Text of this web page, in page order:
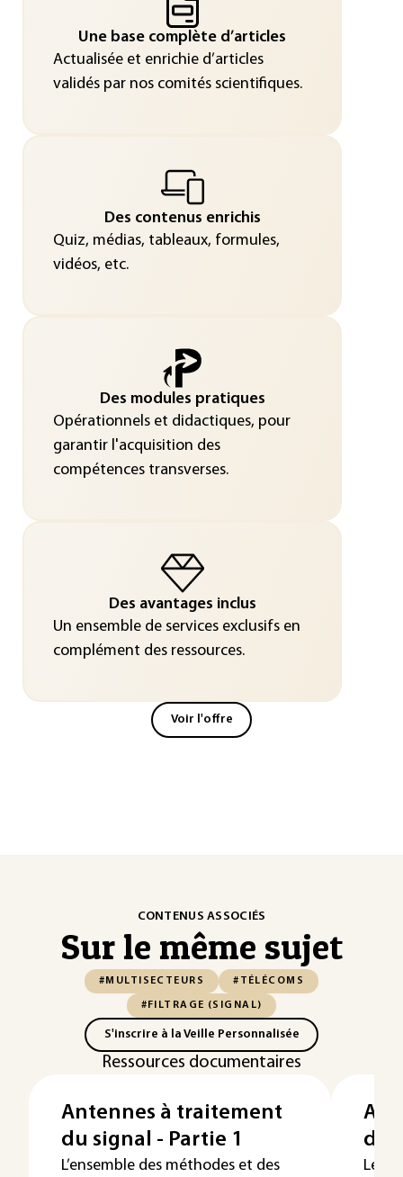
Une base complète d’articles
Actualisée et enrichie d’articles
validés par nos comités scientifiques.
Des contenus enrichis
Quiz, médias, tableaux, formules,
vidéos, etc.
Des modules pratiques
Opérationnels et didactiques, pour
garantir l'acquisition des
compétences transverses.
Des avantages inclus
Un ensemble de services exclusifs en
complément des ressources.
Voir l'offre
CONTENUS ASSOCIÉS
Sur le même sujet
#MULTISECTEURS #TÉLÉCOMS
#FILTRAGE (SIGNAL)
S'inscrire à la Veille Personnalisée
Ressources documentaires
Antennes à traitement
du signal - Partie 1
L’ensemble des méthodes et des
du
Le